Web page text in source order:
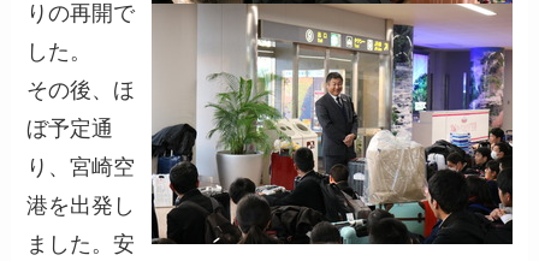
りの再開で
した。
その後、ほ
ぼ予定通
り、宮崎空
港を出発し
ました。安